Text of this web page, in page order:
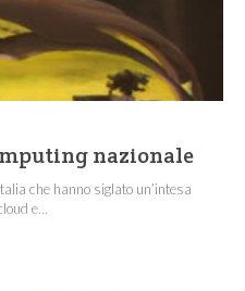
nazionale
che hanno siglato un’intesa
e...